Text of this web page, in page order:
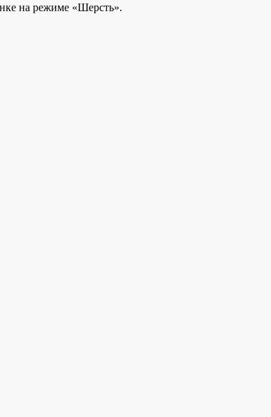
на режиме «Шерсть».